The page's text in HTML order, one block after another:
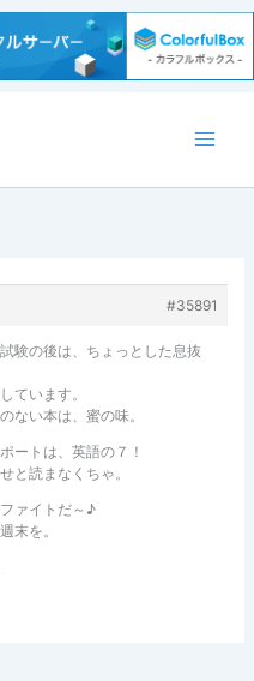
#35891
験の後は、ちょっとした息抜
ています。
ない本は、蜜の味。
ートは、英語の７！
と読まなくちゃ。
ァイトだ～♪
末を。